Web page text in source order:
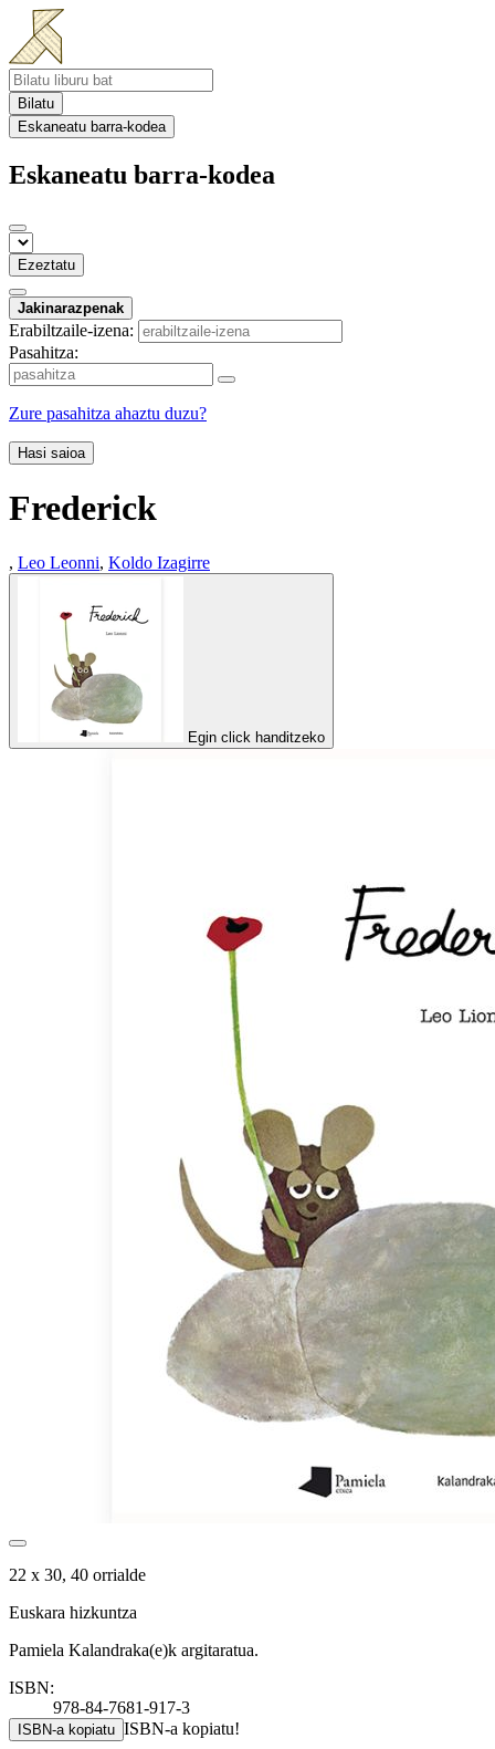
Bilatu
Eskaneatu barra-kodea
Eskaneatu barra-kodea
Ezeztatu
Jakinarazpenak
Erabiltzaile-izena:
Pasahitza:
Zure pasahitza ahaztu duzu?
Hasi saioa
Frederick
, Leo Leonni, Koldo Izagirre
Egin click handitzeko
22 x 30, 40 orrialde
Euskara hizkuntza
Pamiela Kalandraka(e)k argitaratua.
ISBN:
978-84-7681-917-3
ISBN-a kopiatu ISBN-a kopiatu!